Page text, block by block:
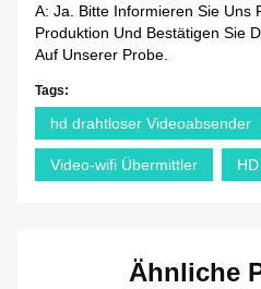
A: Ja. Bitte Informieren Sie Uns
Produktion Und Bestätigen Sie
Auf Unserer Probe.
Tags:
hd drahtloser Videoabsender
Video-wifi Übermittler
Ähnliche